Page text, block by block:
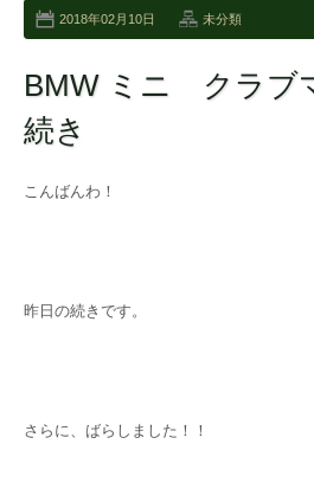
2018年02月10日 未分類
BMW ミニ クラブ
続き
こんばんわ！
昨日の続きです。
さらに、ばらしました！！